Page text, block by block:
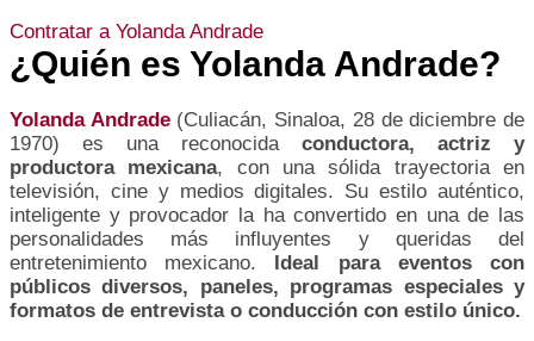
Contratar a Yolanda Andrade
¿Quién es Yolanda Andrade?
Yolanda Andrade(Culiacán, Sinaloa, 28 de diciembre de
1970) es una reconocida conductora, actriz y
productora mexicana, con una sólida trayectoria en
televisión, cine y medios digitales. Su estilo auténtico,
inteligente y provocador la ha convertido en una de las
personalidades más influyentes y queridas del
entretenimiento mexicano. Ideal para eventos con
públicos diversos, paneles, programas especiales y
formatos de entrevista o conducción con estilo único.